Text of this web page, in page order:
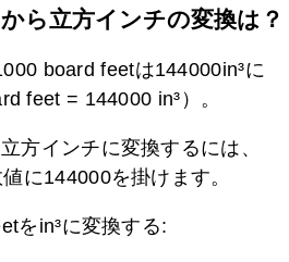
ら立方インチの変換は？
board feetは144000in³に
feet = 144000 in³）。
方インチに変換するには、
に144000を掛けます。
をin³に変換する: